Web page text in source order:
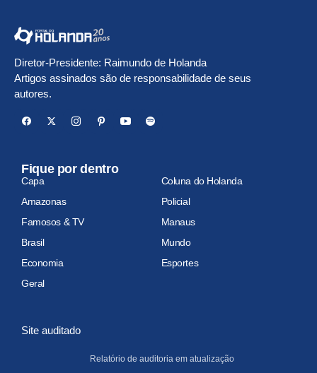
Diretor-Presidente: Raimundo de Holanda
Artigos assinados são de responsabilidade de seus
autores.
Fique por dentro
Capa
Coluna do Holanda
Amazonas
Policial
Famosos & TV
Manaus
Brasil
Mundo
Economia
Esportes
Geral
Site auditado
Relatório de auditoria em atualização